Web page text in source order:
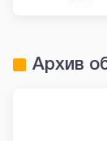
Архив